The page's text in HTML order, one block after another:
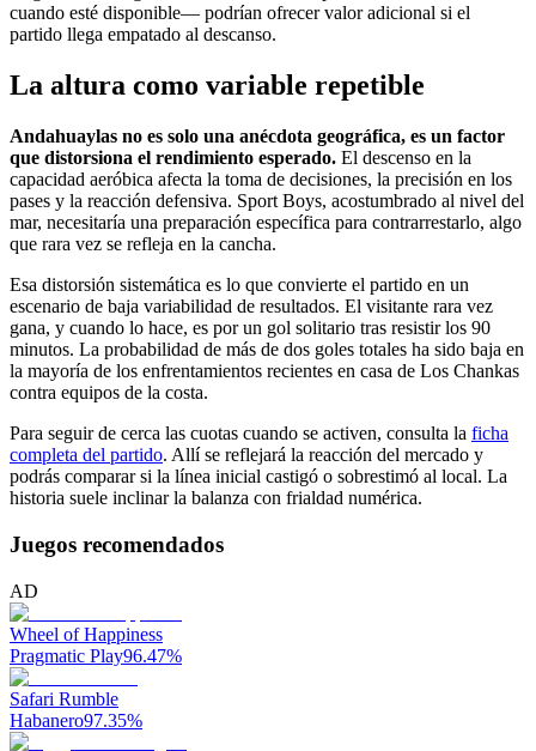
cuando esté disponible— podrían ofrecer valor adicional si el
partido llega empatado al descanso.
La altura como variable repetible
Andahuaylas no es solo una anécdota geográfica, es un factor
que distorsiona el rendimiento esperado. El descenso en la
capacidad aeróbica afecta la toma de decisiones, la precisión en los
pases y la reacción defensiva. Sport Boys, acostumbrado al nivel del
mar, necesitaría una preparación específica para contrarrestarlo, algo
que rara vez se refleja en la cancha.
Esa distorsión sistemática es lo que convierte el partido en un
escenario de baja variabilidad de resultados. El visitante rara vez
gana, y cuando lo hace, es por un gol solitario tras resistir los 90
minutos. La probabilidad de más de dos goles totales ha sido baja en
la mayoría de los enfrentamientos recientes en casa de Los Chankas
contra equipos de la costa.
Para seguir de cerca las cuotas cuando se activen, consulta la ficha
completa del partido. Allí se reflejará la reacción del mercado y
podrás comparar si la línea inicial castigó o sobrestimó al local. La
historia suele inclinar la balanza con frialdad numérica.
Juegos recomendados
AD
Wheel of Happiness
Pragmatic Play96.47%
Safari Rumble
Habanero97.35%